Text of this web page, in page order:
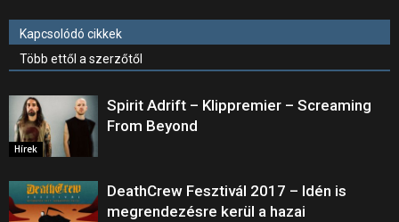
Kapcsolódó cikkek
Több ettől a szerzőtől
Hírek
Spirit Adrift – Klippremier – Screaming
From Beyond
DeathCrew Fesztivál 2017 – Idén is
megrendezésre kerül a hazai